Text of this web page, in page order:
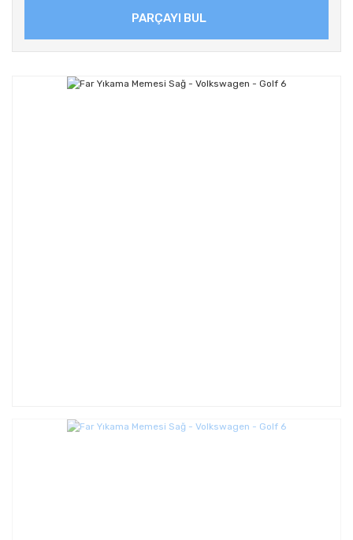
PARÇAYI BUL